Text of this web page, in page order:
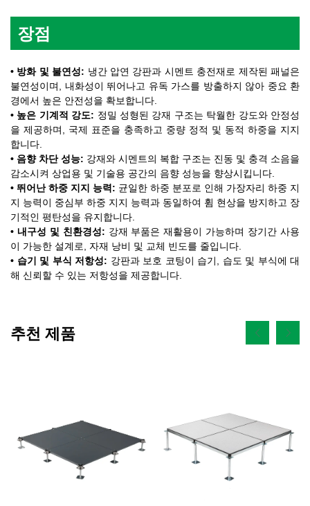
장점
• 방화 및 불연성: 냉간 압연 강판과 시멘트 충전재로 제작된 패널은
불연성이며, 내화성이 뛰어나고 유독 가스를 방출하지 않아 중요 환
경에서 높은 안전성을 확보합니다.
• 높은 기계적 강도: 정밀 성형된 강재 구조는 탁월한 강도와 안정성
을 제공하며, 국제 표준을 충족하고 중량 정적 및 동적 하중을 지지
합니다.
• 음향 차단 성능: 강재와 시멘트의 복합 구조는 진동 및 충격 소음을
감소시켜 상업용 및 기술용 공간의 음향 성능을 향상시킵니다.
• 뛰어난 하중 지지 능력: 균일한 하중 분포로 인해 가장자리 하중 지
지 능력이 중심부 하중 지지 능력과 동일하여 휨 현상을 방지하고 장
기적인 평탄성을 유지합니다.
• 내구성 및 친환경성: 강재 부품은 재활용이 가능하며 장기간 사용
이 가능한 설계로, 자재 낭비 및 교체 빈도를 줄입니다.
• 습기 및 부식 저항성: 강판과 보호 코팅이 습기, 습도 및 부식에 대
해 신뢰할 수 있는 저항성을 제공합니다.
추천 제품